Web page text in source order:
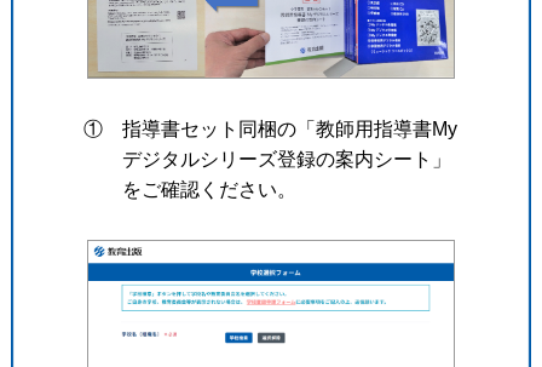
① 指導書セット同梱の「教師用指導書My
デジタルシリーズ登録の案内シート」
をご確認ください。